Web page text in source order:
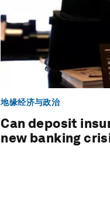
地缘经济与政治
Can deposit
new banking